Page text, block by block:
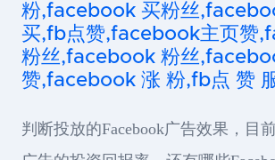
粉,facebook 买粉丝
买,fb点赞,facebook主页赞
粉丝,facebook 粉丝
赞,facebook 涨 粉,fb点 赞
判断投放的Facebook广告效果，目